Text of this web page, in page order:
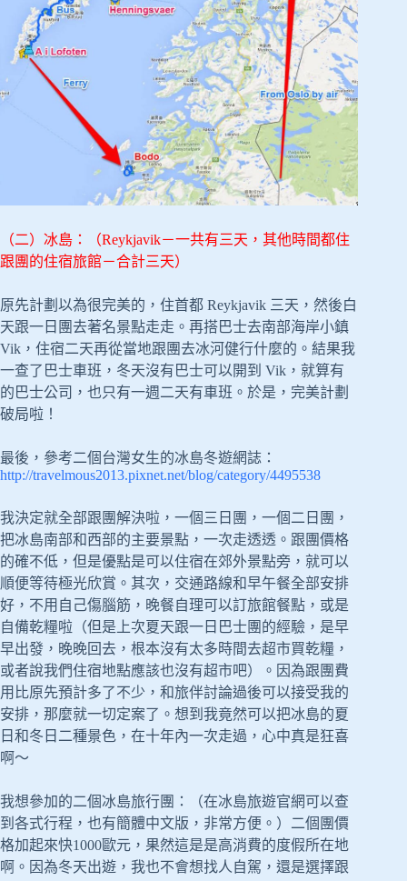
（二）冰島：（Reykjavik－一共有三天，其他時間都住
跟團的住宿旅館－合計三天）
原先計劃以為很完美的，住首都 Reykjavik 三天，然後白
天跟一日團去著名景點走走。再搭巴士去南部海岸小鎮
Vik，住宿二天再從當地跟團去冰河健行什麼的。結果我
一查了巴士車班，冬天沒有巴士可以開到 Vik，就算有
的巴士公司，也只有一週二天有車班。於是，完美計劃
破局啦！
最後，參考二個台灣女生的冰島冬遊網誌：
http://travelmous2013.pixnet.net/blog/category/4495538
我決定就全部跟團解決啦，一個三日團，一個二日團，
把冰島南部和西部的主要景點，一次走透透。跟團價格
的確不低，但是優點是可以住宿在郊外景點旁，就可以
順便等待極光欣賞。其次，交通路線和早午餐全部安排
好，不用自己傷腦筋，晚餐自理可以訂旅館餐點，或是
自備乾糧啦（但是上次夏天跟一日巴士團的經驗，是早
早出發，晚晚回去，根本沒有太多時間去超市買乾糧，
或者說我們住宿地點應該也沒有超市吧）。因為跟團費
用比原先預計多了不少，和旅伴討論過後可以接受我的
安排，那麼就一切定案了。想到我竟然可以把冰島的夏
日和冬日二種景色，在十年內一次走過，心中真是狂喜
啊～
我想參加的二個冰島旅行團：（在冰島旅遊官網可以查
到各式行程，也有簡體中文版，非常方便。）二個團價
格加起來快1000歐元，果然這是是高消費的度假所在地
啊。因為冬天出遊，我也不會想找人自駕，還是選擇跟